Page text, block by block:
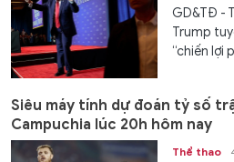
GD&TĐ -
Trump
“chiến lợi
Siêu máy tính dự đoán tỷ số
Campuchia lúc 20h hôm nay
Thể thao